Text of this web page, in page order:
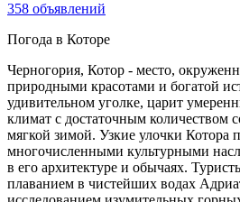
358 объявлений
Погода в Которе
Черногория, Котор - место,
природными красотами и богатой
удивительном уголке, царит
климат с достаточным количеством
мягкой зимой. Узкие улочки Котора
многочисленными культурными
в его архитектуре и обычаях.
плаванием в чистейших водах